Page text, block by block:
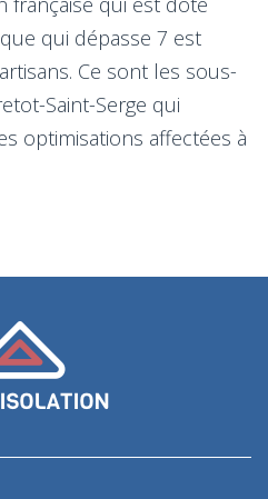
qui dépasse 7 est
Ce sont les sous-
Saint-Serge qui
optimisations affectées à